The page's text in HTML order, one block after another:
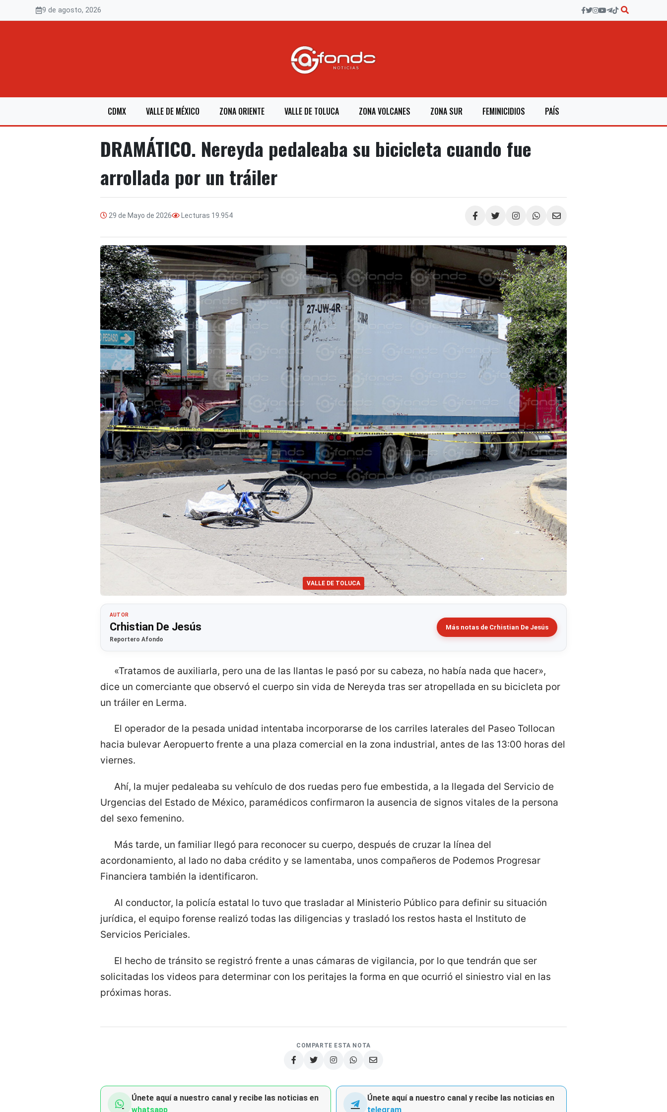
9 de agosto, 2026
CDMX VALLE DE MÉXICO ZONA ORIENTE VALLE DE TOLUCA ZONA VOLCANES ZONA SUR FEMINICIDIOS PAÍS
DRAMÁTICO. Nereyda pedaleaba su bicicleta cuando fue
arrollada por un tráiler
29 de Mayo de 2026 Lecturas 19.954
Compartir
VALLE DE TOLUCA
AUTOR
Crhistian De Jesús
Reportero Afondo
Más notas de Crhistian De Jesús
«Tratamos de auxiliarla, pero una de las llantas le pasó por su cabeza, no había nada que hacer»,
dice un comerciante que observó el cuerpo sin vida de Nereyda tras ser atropellada en su bicicleta por
un tráiler en Lerma.
El operador de la pesada unidad intentaba incorporarse de los carriles laterales del Paseo Tollocan
hacia bulevar Aeropuerto frente a una plaza comercial en la zona industrial, antes de las 13:00 horas del
viernes.
Ahí, la mujer pedaleaba su vehículo de dos ruedas pero fue embestida, a la llegada del Servicio de
Urgencias del Estado de México, paramédicos confirmaron la ausencia de signos vitales de la persona
del sexo femenino.
Más tarde, un familiar llegó para reconocer su cuerpo, después de cruzar la línea del
acordonamiento, al lado no daba crédito y se lamentaba, unos compañeros de Podemos Progresar
Financiera también la identificaron.
Al conductor, la policía estatal lo tuvo que trasladar al Ministerio Público para definir su situación
jurídica, el equipo forense realizó todas las diligencias y trasladó los restos hasta el Instituto de
Servicios Periciales.
El hecho de tránsito se registró frente a unas cámaras de vigilancia, por lo que tendrán que ser
solicitadas los videos para determinar con los peritajes la forma en que ocurrió el siniestro vial en las
próximas horas.
COMPARTE ESTA NOTA
Únete aquí a nuestro canal y recibe las noticias en
whatsapp
Únete aquí a nuestro canal y recibe las noticias en
telegram